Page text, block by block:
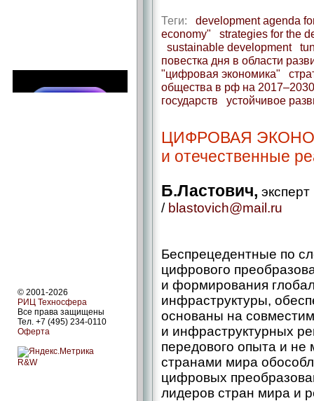
© 2001-2026
РИЦ Техносфера
Все права защищены
Тел. +7 (495) 234-0110
Оферта
R&W
Теги: development agenda
economy"
strategies for the
sustainable development
повестка дня в области
"цифровая экономика"
общества в рф на
государств
устойчивое
ЦИФРОВАЯ
и отечественные
Б.Ластович,
/ blastovich@mail.ru
Беспрецедентные по
цифрового
и формирования
инфраструктуры,
основаны на
и инфраструктурных
передового опыта и не
странами мира
цифровых
лидеров стран мира и